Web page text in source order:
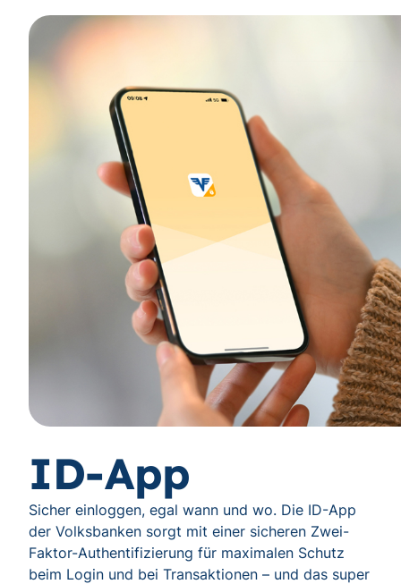
ID-App
Sicher einloggen, egal wann und wo. Die ID-App
der Volksbanken sorgt mit einer sicheren Zwei-
Faktor-Authentifizierung für maximalen Schutz
beim Login und bei Transaktionen – und das super